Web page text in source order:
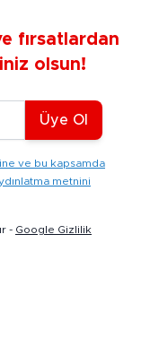
fırsatlardan
olsun!
Adresiniz
Üye Ol
ve bu kapsamda
metnini
- Google Gizlilik